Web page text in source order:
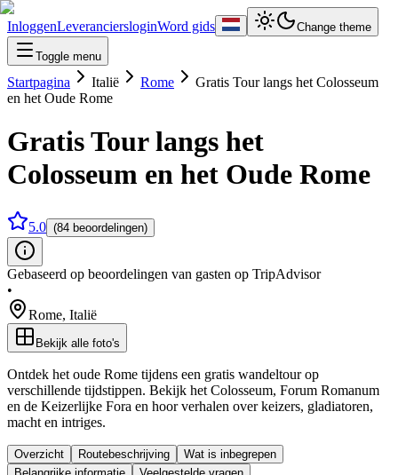
InloggenLeveranciersloginWord gids Change theme
Toggle menu
Startpagina Italië Rome
Gratis Tour langs het Colosseum
en het Oude Rome
Gratis Tour langs het
Colosseum en het Oude Rome
5.0 (84 beoordelingen)
Gebaseerd op beoordelingen van gasten op TripAdvisor
•
Rome, Italië
Bekijk alle foto's
Ontdek het oude Rome tijdens een gratis wandeltour op
verschillende tijdstippen. Bekijk het Colosseum, Forum Romanum
en de Keizerlijke Fora en hoor verhalen over keizers, gladiatoren,
macht en intriges.
Overzicht Routebeschrijving
Wat is inbegrepen